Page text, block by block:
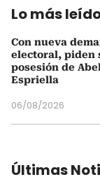
Lo más
Con nueva
electoral, piden
posesión de
Espriella
06/08/2026
Últimas